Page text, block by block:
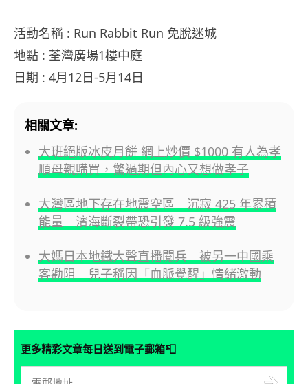
活動名稱 : Run Rabbit Run 免脫迷城
地點 : 荃灣廣場1樓中庭
日期 : 4月12日-5月14日
相關文章:
大班絕版冰皮月餅 網上炒價 $1000 有人為孝
順母親購買，驚過期但內心又想做孝子
大灣區地下存在地震空區 沉寂 425 年累積
能量 濱海斷裂帶恐引發 7.5 級強震
大媽日本地鐵大聲直播閱兵 被另一中國乘
客勸阻 兒子稱因「血脈覺醒」情緒激動
更多精彩文章每日送到電子郵箱📮